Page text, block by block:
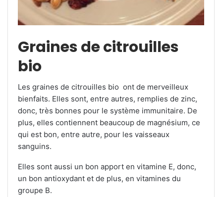
Graines de citrouilles
bio
Les graines de citrouilles bio ont de merveilleux
bienfaits. Elles sont, entre autres, remplies de zinc,
donc, très bonnes pour le système immunitaire. De
plus, elles contiennent beaucoup de magnésium, ce
qui est bon, entre autre, pour les vaisseaux
sanguins.
Elles sont aussi un bon apport en vitamine E, donc,
un bon antioxydant et de plus, en vitamines du
groupe B.